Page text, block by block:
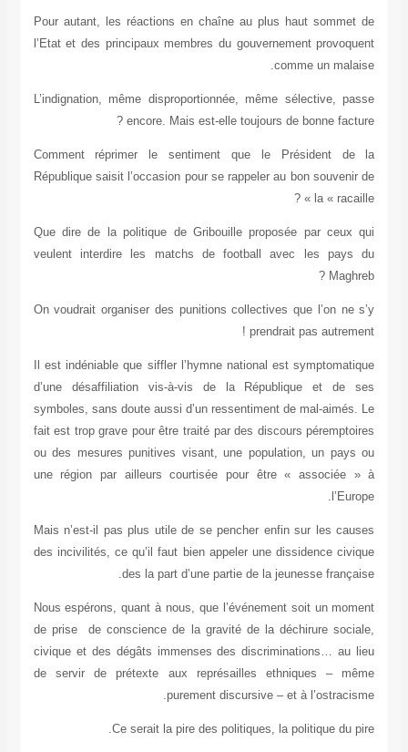
Pour autant, les réactions en chaîne au plus haut sommet de
l’Etat et des principaux membres du gouvernement provoquent
comme un malaise.
L’indignation, même disproportionnée, même sélective, passe
encore. Mais est-elle toujours de bonne facture ?
Comment réprimer le sentiment que le Président de la
République saisit l’occasion pour se rappeler au bon souvenir de
la « racaille » ?
Que dire de la politique de Gribouille proposée par ceux qui
veulent interdire les matchs de football avec les pays du
Maghreb ?
On voudrait organiser des punitions collectives que l’on ne s’y
prendrait pas autrement !
Il est indéniable que siffler l’hymne national est symptomatique
d’une désaffiliation vis-à-vis de la République et de ses
symboles, sans doute aussi d’un ressentiment de mal-aimés. Le
fait est trop grave pour être traité par des discours péremptoires
ou des mesures punitives visant, une population, un pays ou
une région par ailleurs courtisée pour être « associée » à
l’Europe.
Mais n’est-il pas plus utile de se pencher enfin sur les causes
des incivilités, ce qu’il faut bien appeler une dissidence civique
des la part d’une partie de la jeunesse française.
Nous espérons, quant à nous, que l’événement soit un moment
de prise de conscience de la gravité de la déchirure sociale,
civique et des dégâts immenses des discriminations… au lieu
de servir de prétexte aux représailles ethniques – même
purement discursive – et à l’ostracisme.
Ce serait la pire des politiques, la politique du pire.